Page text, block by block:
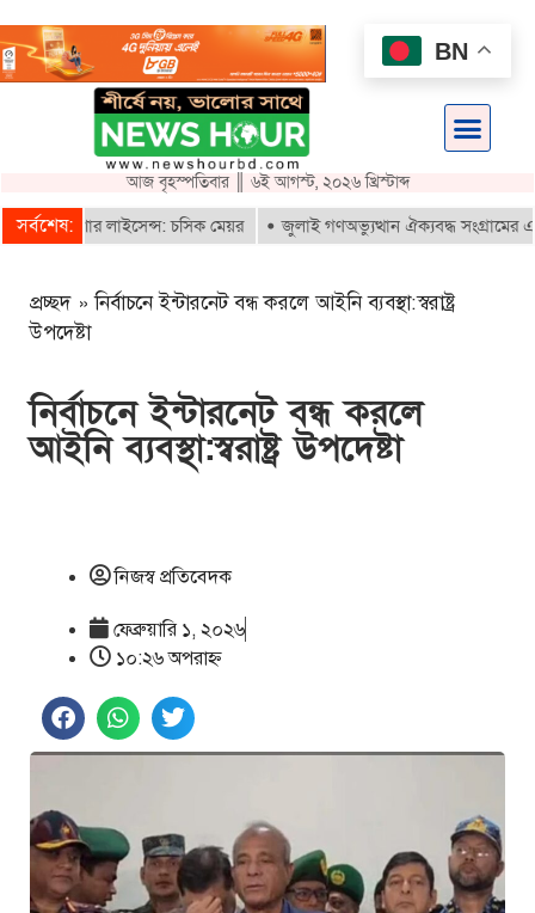
আজ বৃহস্পতিবার ║ ৬ই আগস্ট, ২০২৬ খ্রিস্টাব্দ
সর্বশেষ:লাইসেন্স: চসিক মেয়র জুলাই গণঅভ্যুত্থান ঐক্যবদ্ধ সংগ্রামের এক
প্রচ্ছদ »নির্বাচনে ইন্টারনেট বন্ধ করলে আইনি ব্যবস্থা:স্বরাষ্ট্র
উপদেষ্টা
নির্বাচনে ইন্টারনেট বন্ধ করলে
আইনি ব্যবস্থা:স্বরাষ্ট্র উপদেষ্টা
নিজস্ব প্রতিবেদক
ফেব্রুয়ারি ১, ২০২৬
১০:২৬ অপরাহ্ণ
BN